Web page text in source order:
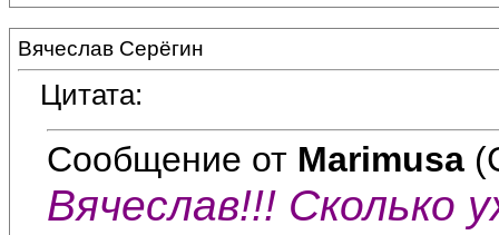
Вячеслав Серёгин
Цитата:
Сообщение от Marimusa
Вячеслав!!! Сколько